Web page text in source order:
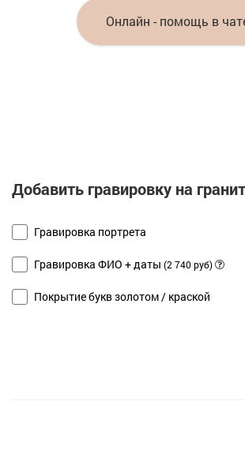
Онлайн - помощь в
Добавить гравировку на
Гравировка портрета
Гравировка ФИО + даты (2 740 руб)
Покрытие букв золотом / краской